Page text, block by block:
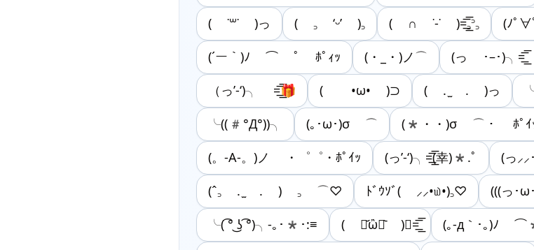
( ˙꒳˙ )っ ( ꜆ ‘ᵕ’ )꜆ ( ∩ ˙-˙ )=͟͟͞͞꜆꜄꜆ (ﾉﾟ
(´ー｀)ﾉ ⌒ ﾟ ﾎﾟｨｯ (・_・)ノ⌒ ‪(っ ･–･)╮=͟͟͞͞‬
（っ’-‘)╮ =͟͟͞͞🎁 ( •ω• )⊃ ( . ̫ . )っ
╰((#°Д°))╮ (｡･ω･)σ ⌒ (*・・)σ ⌒・ ﾎﾟｲｯ
(。-A-。)ノ ・゜゜・ﾎﾟｲｯ (っ’-‘)╮=͟͟͞͞(幸)*.ﾟ (っ
(ˆ꜆ . ̫ . ) ꜆ ⌒♡ ﾄﾞｳｿﾞ( ⸝⸝•௰•)꜆♡ (((っ･ω
╰( ͡° ͜ʖ ͡°)╮-｡･*･:≡ ( ･᷄ὢ･᷅ )╮=͟͟͞͞ (｡-д｀･｡)ﾉ